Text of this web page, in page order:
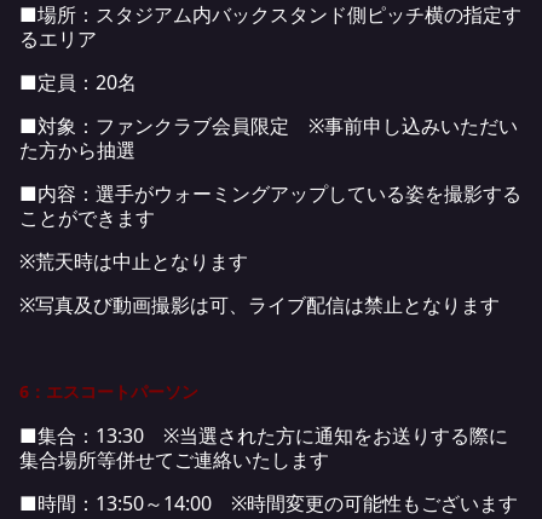
■場所：スタジアム内バックスタンド側ピッチ横の指定す
るエリア
■定員：20名
■対象：ファンクラブ会員限定 ※事前申し込みいただい
た方から抽選
■内容：選手がウォーミングアップしている姿を撮影する
ことができます
※荒天時は中止となります
※写真及び動画撮影は可、ライブ配信は禁止となります
6：エスコートパーソン
■集合：13:30 ※当選された方に通知をお送りする際に
集合場所等併せてご連絡いたします
■時間：13:50～14:00 ※時間変更の可能性もございます